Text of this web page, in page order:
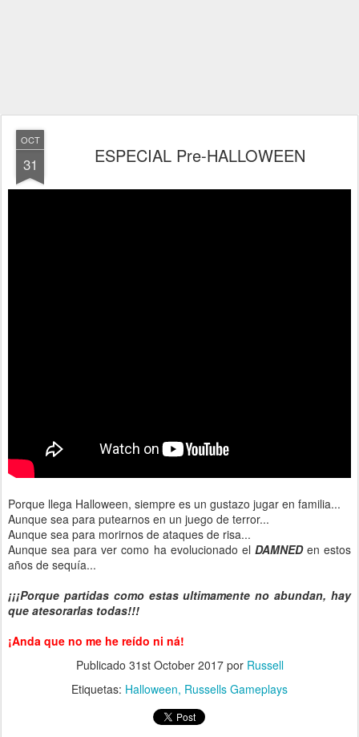
OCT
31 ESPECIAL Pre-HALLOWEEN
Porque llega Halloween, siempre es un gustazo jugar en familia...
Aunque sea para putearnos en un juego de terror...
Aunque sea para morirnos de ataques de risa...
Aunque sea para ver como ha evolucionado el DAMNED en estos
años de sequía...
¡¡¡Porque partidas como estas ultimamente no abundan, hay
que atesorarlas todas!!!
¡Anda que no me he reído ni ná!
Publicado 31st October 2017por Russell
Etiquetas: Halloween Russells Gameplays